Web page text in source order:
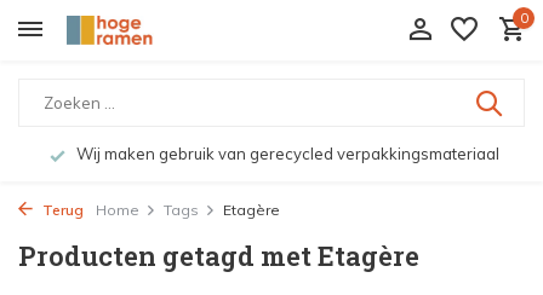
0
Wij maken gebruik van gerecycled verpakkingsmateriaal
Terug Home Tags Etagère
Producten getagd met Etagère